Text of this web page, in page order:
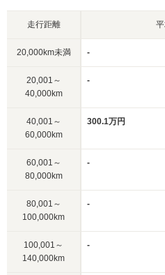
走行距離
20,000km未満 -
20,001～
40,000km
-
40,001～
60,000km
300.1万円
60,001～
80,000km
-
80,001～
100,000km
-
100,001～
140,000km
-